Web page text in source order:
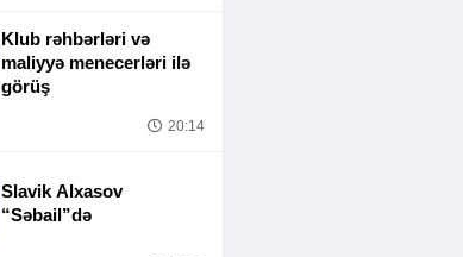
Klub rəhbərləri və
maliyyə menecerləri ilə
görüş
20:14
Slavik Alxasov
“Səbail”də